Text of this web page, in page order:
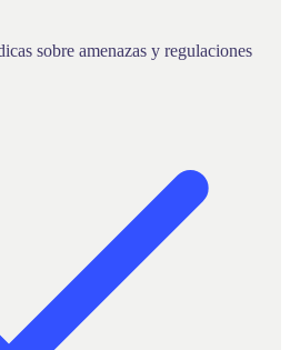
sobre amenazas y regulaciones